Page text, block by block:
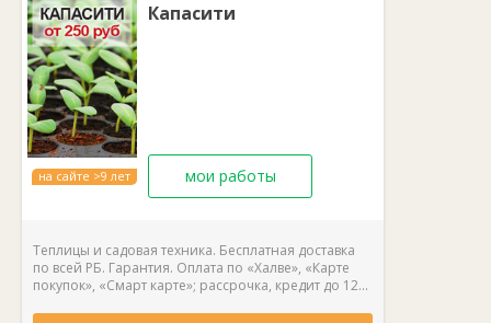
на сайте >9 лет
Капасити
мои работы
Теплицы и садовая техника. Бесплатная доставка
по всей РБ. Гарантия. Оплата по «Халве», «Карте
покупок», «Смарт карте»; рассрочка, кредит до 12...